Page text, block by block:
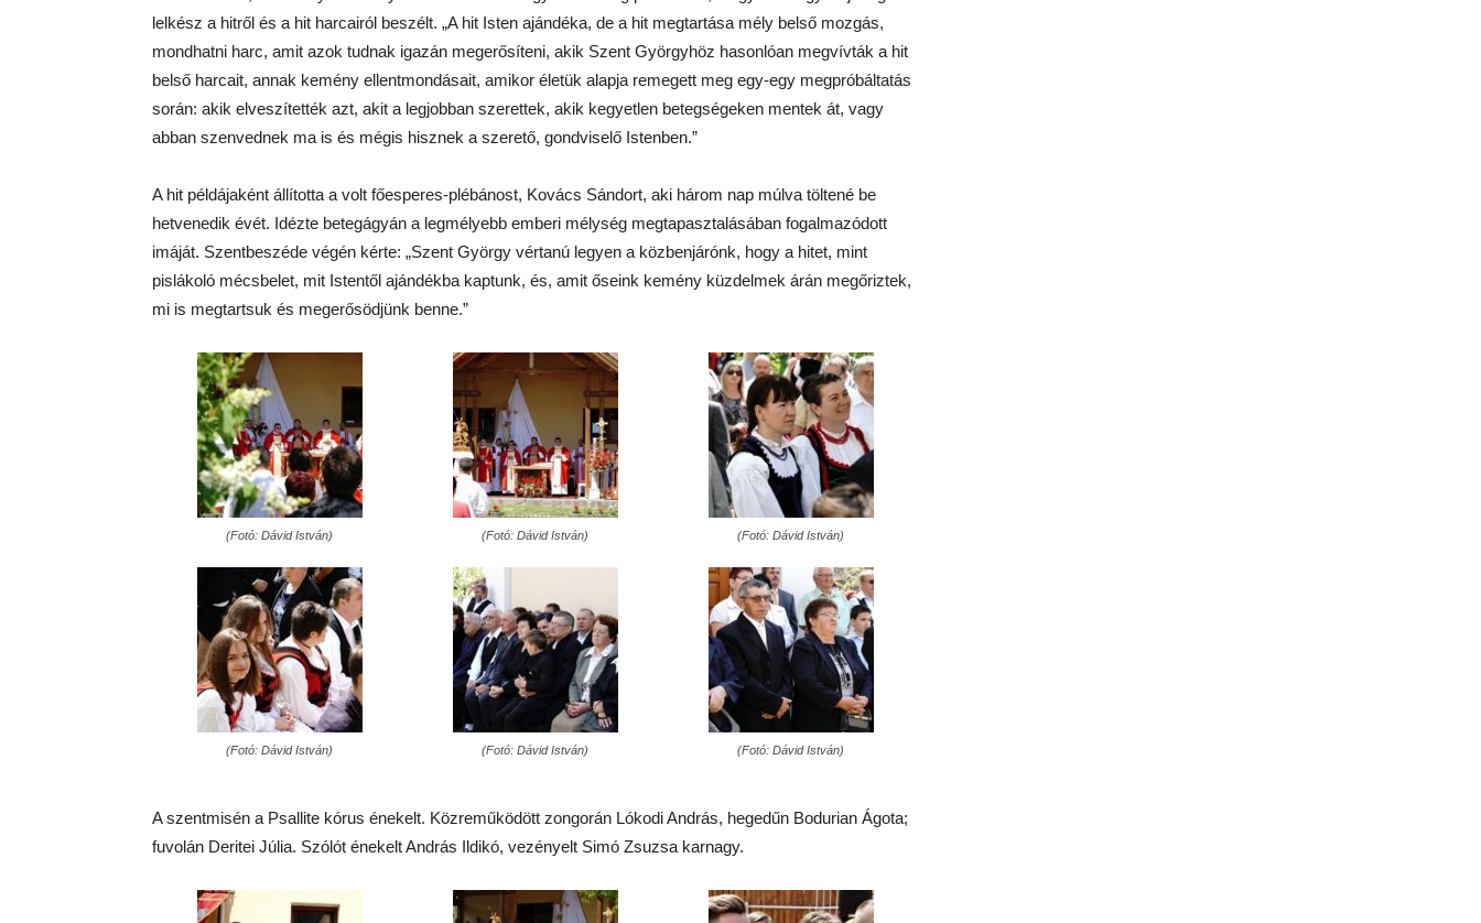
lelkész a hitről és a hit harcairól beszélt. „A hit Isten ajándéka, de a hit megtartása mély belső mozgás,
mondhatni harc, amit azok tudnak igazán megerősíteni, akik Szent Györgyhöz hasonlóan megvívták a hit
belső harcait, annak kemény ellentmondásait, amikor életük alapja remegett meg egy-egy megpróbáltatás
során: akik elveszítették azt, akit a legjobban szerettek, akik kegyetlen betegségeken mentek át, vagy
abban szenvednek ma is és mégis hisznek a szerető, gondviselő Istenben.”
A hit példájaként állította a volt főesperes-plébánost, Kovács Sándort, aki három nap múlva töltené be
hetvenedik évét. Idézte betegágyán a legmélyebb emberi mélység megtapasztalásában fogalmazódott
imáját. Szentbeszéde végén kérte: „Szent György vértanú legyen a közbenjárónk, hogy a hitet, mint
pislákoló mécsbelet, mit Istentől ajándékba kaptunk, és, amit őseink kemény küzdelmek árán megőriztek,
mi is megtartsuk és megerősödjünk benne.”
(Fotó: Dávid István) (Fotó: Dávid István) (Fotó: Dávid István)
(Fotó: Dávid István) (Fotó: Dávid István) (Fotó: Dávid István)
A szentmisén a Psallite kórus énekelt. Közreműködött zongorán Lókodi András, hegedűn Bodurian Ágota;
fuvolán Deritei Júlia. Szólót énekelt András Ildikó, vezényelt Simó Zsuzsa karnagy.